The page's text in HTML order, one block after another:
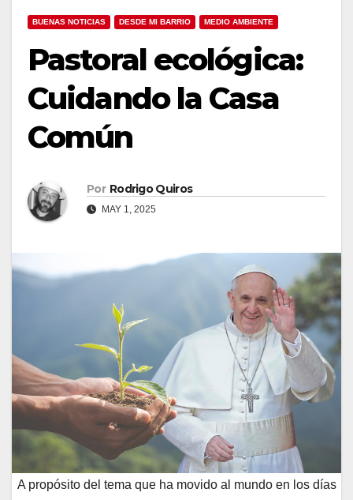
BUENAS NOTICIAS DESDE MI BARRIO MEDIO AMBIENTE
Pastoral ecológica:
Cuidando la Casa
Común
Por Rodrigo Quiros
MAY 1, 2025
A propósito del tema que ha movido al mundo en los días